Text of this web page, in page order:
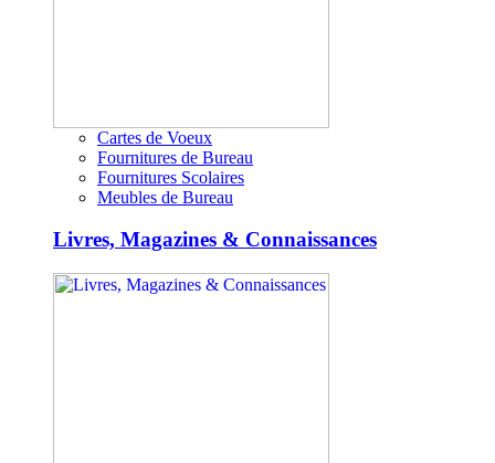
Cartes de Voeux
Fournitures de Bureau
Fournitures Scolaires
Meubles de Bureau
Livres, Magazines & Connaissances